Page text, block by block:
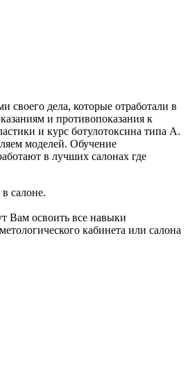
дела, которые отработали в
и противопоказания к
и курс ботулотоксина типа А.
моделей. Обучение
в лучших салонах где
салоне.
Вам освоить все навыки
кабинета или салона